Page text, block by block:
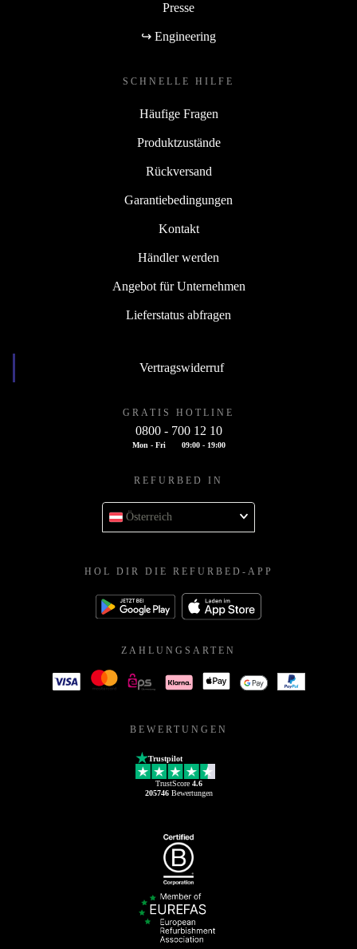
Presse
↪ Engineering
SCHNELLE HILFE
Häufige Fragen
Produktzustände
Rückversand
Garantiebedingungen
Kontakt
Händler werden
Angebot für Unternehmen
Lieferstatus abfragen
Vertragswiderruf
GRATIS HOTLINE
0800 - 700 12 10
Mon - Fri 09:00 - 19:00
REFURBED IN
Österreich
HOL DIR DIE REFURBED-APP
ZAHLUNGSARTEN
BEWERTUNGEN
Trustpilot
TrustScore 4.6
205746Bewertungen